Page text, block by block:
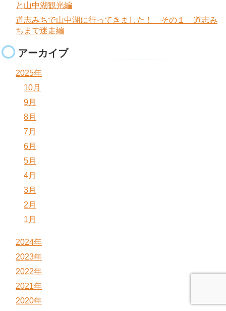
と山中湖観光編
道志みちで山中湖に行ってきました！ その１ 道志み
ちまで迷走編
アーカイブ
2025年
10月
9月
8月
7月
6月
5月
4月
3月
2月
1月
2024年
2023年
2022年
2021年
2020年